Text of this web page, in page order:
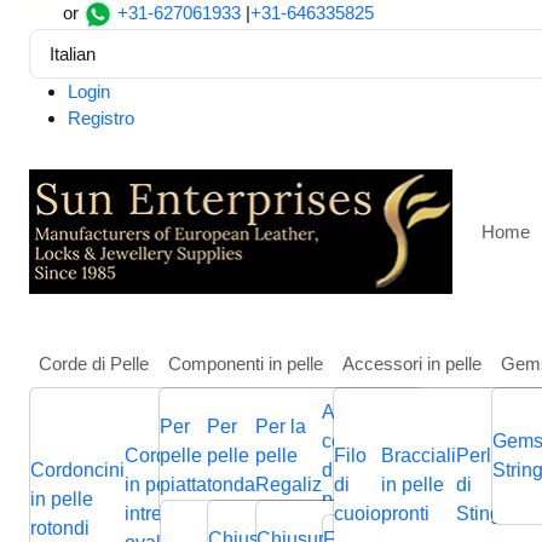
or +31-627061933 |+31-646335825
Italian
Login
Registro
Home
Corde di Pelle
Cordoncini
in pelle
rotondi
Cordoncini
in pelle
intrecciati
Cordoncini
in pelle
intrecciata
Cordoncini
in pelle
piatti
Cordini
in pelle
piatta
Componenti in pelle
Per
pelle
piatta
Per
pelle
tonda
Chiusura
Cursori
Per la
pelle
Regaliz
Cursori
Altri
componenti
di gioielli in
pelle
Accessori in pelle
Filo
di
cuoio
Bracciali
in pelle
pronti
Perline
di
Stingray
Negozio Green and Pink Striped Waxed
Green and Pink Striped